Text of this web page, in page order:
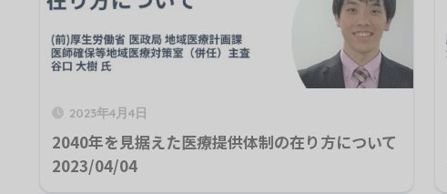
2023年4月4日
2040年を見据えた医療提供体制の在り方について
2023/04/04